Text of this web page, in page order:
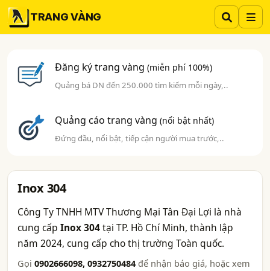
TRANG VÀNG
Đăng ký trang vàng(miễn phí 100%)
Quảng bá DN đến 250.000 tìm kiếm mỗi ngày,..
Quảng cáo trang vàng(nổi bật nhất)
Đứng đầu, nổi bật, tiếp cận người mua trước,..
Inox 304
Công Ty TNHH MTV Thương Mại Tân Đại Lợi là nhà
cung cấp Inox 304tại TP. Hồ Chí Minh, thành lập
năm 2024, cung cấp cho thị trường Toàn quốc.
Gọi 0902666098, 0932750484 để nhận báo giá, hoặc xem